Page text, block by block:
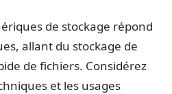
de stockage répond
allant du stockage de
de fichiers. Considérez
et les usages